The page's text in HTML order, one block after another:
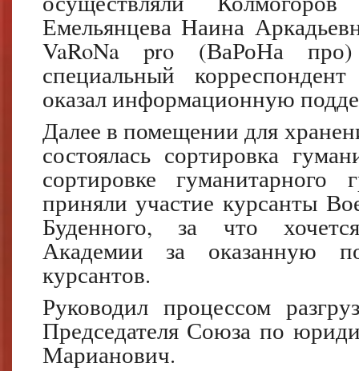
Емельянцева Наина
VaRoNa pro (ВаРоНа
специальный
оказал информационную
Далее в помещении для
состоялась сортировка
сортировке
приняли участие курсанты
Буденного, за что
Академии за оказанную
курсантов.
Руководил процессом
Председателя Союза по
Марианович.